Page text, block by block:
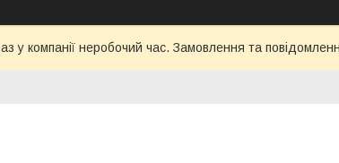
у компанії неробочий час. Замовлення та